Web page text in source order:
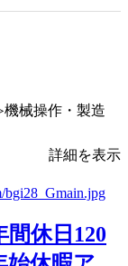
械操作・製造
詳細を表示
休日120